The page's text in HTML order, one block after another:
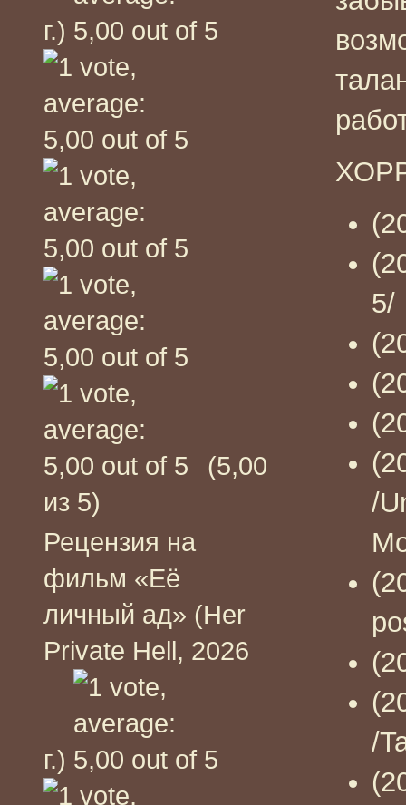
г.)
(5,00
из 5)
Рецензия на
фильм «Её
личный ад» (Her
Private Hell, 2026
г.)
5/
/
/